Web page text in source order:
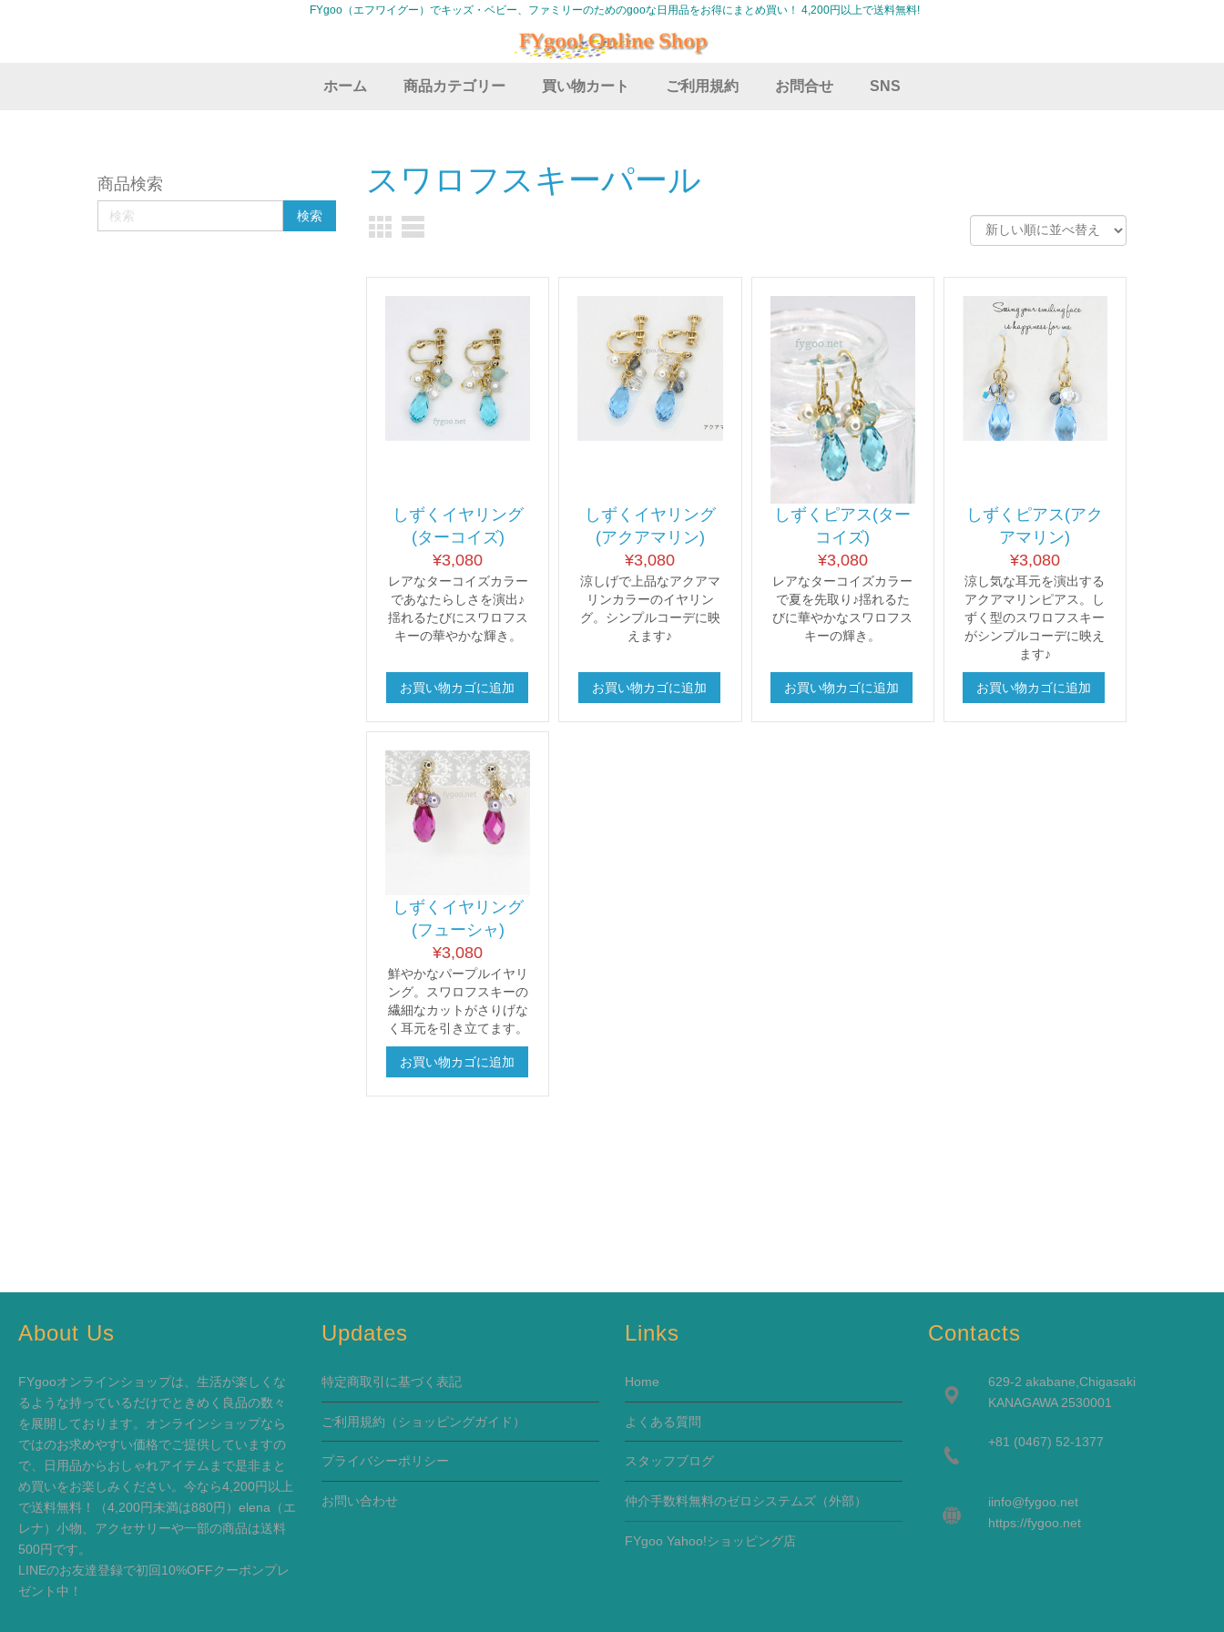
FYgoo（エフワイグー）でキッズ・ベビー、ファミリーのためのgooな日用品をお得にまとめ買い！ 4,200円以上で送料無料!
ホーム 商品カテゴリー 買い物カート ご利用規約 お問合せ SNS
商品検索 スワロフスキーパール
しずくイヤリング
(ターコイズ)
¥3,080
レアなターコイズカラー
であなたらしさを演出♪
揺れるたびにスワロフス
キーの華やかな輝き。
お買い物カゴに追加
しずくイヤリング
(アクアマリン)
¥3,080
涼しげで上品なアクアマ
リンカラーのイヤリン
グ。シンプルコーデに映
えます♪
お買い物カゴに追加
しずくピアス(ター
コイズ)
¥3,080
レアなターコイズカラー
で夏を先取り♪揺れるた
びに華やかなスワロフス
キーの輝き。
お買い物カゴに追加
しずくピアス(アク
アマリン)
¥3,080
涼し気な耳元を演出する
アクアマリンピアス。し
ずく型のスワロフスキー
がシンプルコーデに映え
ます♪
お買い物カゴに追加
しずくイヤリング
(フューシャ)
¥3,080
鮮やかなパープルイヤリ
ング。スワロフスキーの
繊細なカットがさりげな
く耳元を引き立てます。
お買い物カゴに追加
About Us
FYgooオンラインショップは、生活が楽しくな
るような持っているだけでときめく良品の数々
を展開しております。オンラインショップなら
ではのお求めやすい価格でご提供していますの
で、日用品からおしゃれアイテムまで是非まと
め買いをお楽しみください。今なら4,200円以上
で送料無料！（4,200円未満は880円）elena（エ
レナ）小物、アクセサリーや一部の商品は送料
500円です。
LINEのお友達登録で初回10%OFFクーポンプレ
ゼント中！
Updates
特定商取引に基づく表記
ご利用規約 （ショッピングガイド）
プライバシーポリシー
お問い合わせ
Links
Home
よくある質問
スタッフブログ
仲介手数料無料のゼロシステムズ（外部）
FYgoo Yahoo!ショッピング店
Contacts
629-2 akabane,Chigasaki
KANAGAWA 2530001
+81 (0467) 52-1377
iinfo@fygoo.net
https://fygoo.net